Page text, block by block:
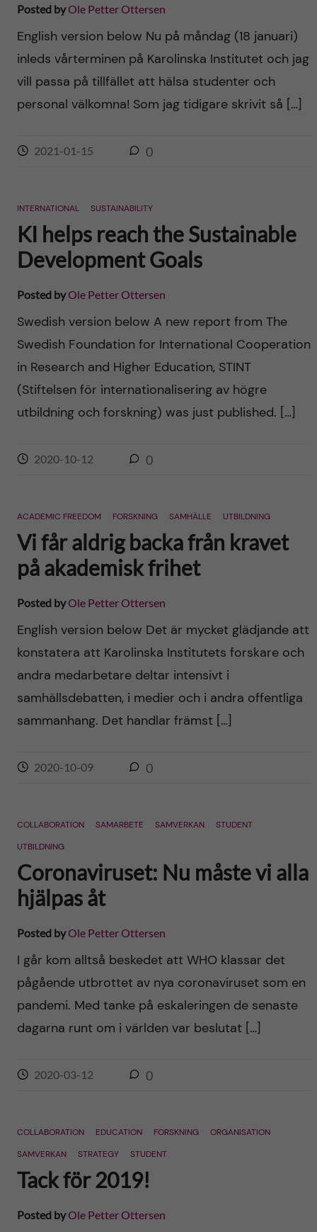
Posted byOle Petter Ottersen
English version below Nu på måndag (18 januari)
inleds vårterminen på Karolinska Institutet och jag
vill passa på tillfället att hälsa studenter och
personal välkomna! Som jag tidigare skrivit så […]
2021-01-15 0
INTERNATIONAL SUSTAINABILITY
KI helps reach the Sustainable
Development Goals
Posted byOle Petter Ottersen
Swedish version below A new report from The
Swedish Foundation for International Cooperation
in Research and Higher Education, STINT
(Stiftelsen för internationalisering av högre
utbildning och forskning) was just published. […]
2020-10-12 0
ACADEMIC FREEDOM FORSKNING SAMHÄLLE UTBILDNING
Vi får aldrig backa från kravet
på akademisk frihet
Posted byOle Petter Ottersen
English version below Det är mycket glädjande att
konstatera att Karolinska Institutets forskare och
andra medarbetare deltar intensivt i
samhällsdebatten, i medier och i andra offentliga
sammanhang. Det handlar främst […]
2020-10-09 0
COLLABORATION SAMARBETE SAMVERKAN
STUDENT
UTBILDNING
Coronaviruset: Nu måste vi alla
hjälpas åt
Posted byOle Petter Ottersen
I går kom alltså beskedet att WHO klassar det
pågående utbrottet av nya coronaviruset som en
pandemi. Med tanke på eskaleringen de senaste
dagarna runt om i världen var beslutat […]
2020-03-12 0
COLLABORATION EDUCATION FORSKNING
ORGANISATION
SAMVERKAN
STRATEGY STUDENT
Tack för 2019!
Posted byOle Petter Ottersen